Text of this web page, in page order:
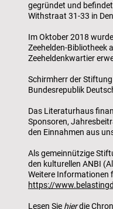
gegründet und
Withstraat 31-33 in
Im Oktober 2018
Zeehelden-Bibliotheek
Zeeheldenkwartier
Schirmherr der
Bundesrepublik
Das Literaturhaus
Sponsoren,
den Einnahmen aus
Als gemeinnützige
den kulturellen ANBI
Weitere Informationen
https://
Lesen Sie hierdie